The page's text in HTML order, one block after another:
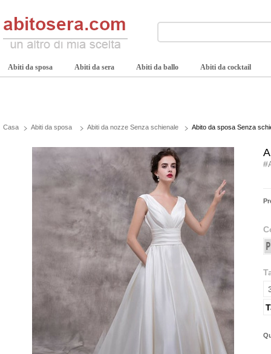
Abiti da sposa Abiti da sera Abiti da ballo Abiti da cocktail
Casa Abiti da sposa Abiti da nozze Senza schienale Abito da sposa Senza